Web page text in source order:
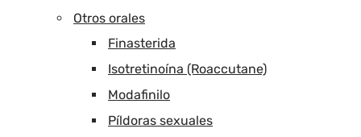
Otros orales
Finasterida
Isotretinoína (Roaccutane)
Modafinilo
Píldoras sexuales